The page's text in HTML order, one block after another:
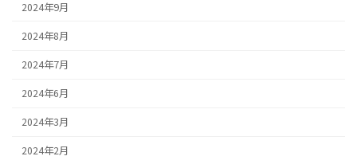
2024年9月
2024年8月
2024年7月
2024年6月
2024年3月
2024年2月